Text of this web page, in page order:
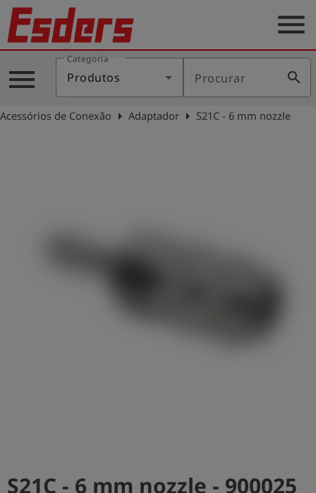
Produtos
menu
menu
Categoria
Produtos Procurar search
Acessórios de Conexão arrow_right Adaptador arrow_right S21C - 6 mm nozzle
S21C - 6 mm nozzle - 900025